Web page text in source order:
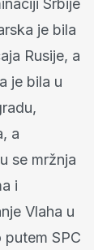
Srbije
je bila
Rusije, a
je bila u
a
se mržnja
i
Vlaha u
SPC